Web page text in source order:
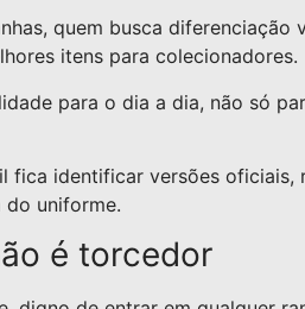
quem busca diferenciação
itens para colecionadores.
para o dia a dia, não só
fica identificar versões oficiais,
uniforme.
é torcedor